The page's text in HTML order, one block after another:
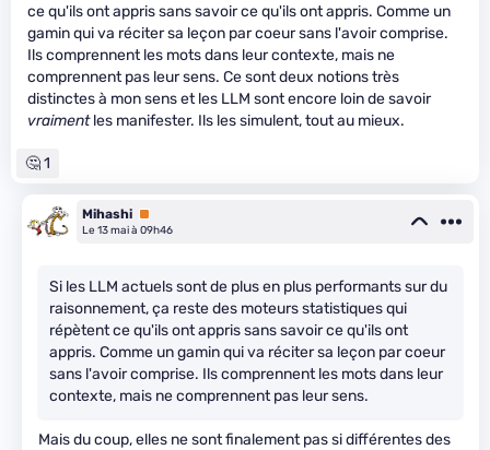
ce qu'ils ont appris sans savoir ce qu'ils ont appris. Comme un
gamin qui va réciter sa leçon par coeur sans l'avoir comprise.
Ils comprennent les mots dans leur contexte, mais ne
comprennent pas leur sens. Ce sont deux notions très
distinctes à mon sens et les LLM sont encore loin de savoir
vraimentles manifester. Ils les simulent, tout au mieux.
🤔 1
Mihashi Premium
Le 13 mai à 09h46
Si les LLM actuels sont de plus en plus performants sur du
raisonnement, ça reste des moteurs statistiques qui
répètent ce qu'ils ont appris sans savoir ce qu'ils ont
appris. Comme un gamin qui va réciter sa leçon par coeur
sans l'avoir comprise. Ils comprennent les mots dans leur
contexte, mais ne comprennent pas leur sens.
Mais du coup, elles ne sont finalement pas si différentes des